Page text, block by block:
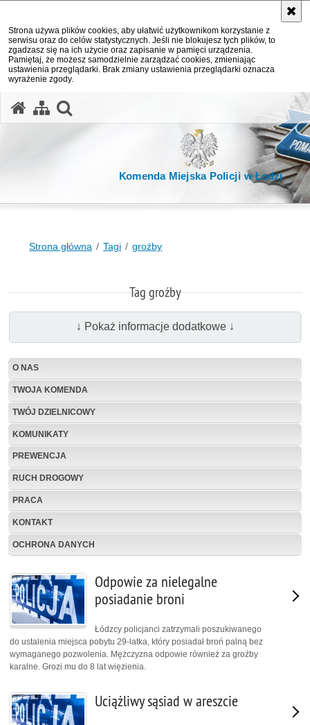
Strona używa plików cookies, aby ułatwić użytkownikom korzystanie z
serwisu oraz do celów statystycznych. Jeśli nie blokujesz tych plików, to
zgadzasz się na ich użycie oraz zapisanie w pamięci urządzenia.
Pamiętaj, że możesz samodzielnie zarządzać cookies, zmieniając
ustawienia przeglądarki. Brak zmiany ustawienia przeglądarki oznacza
wyrażenie zgody.
Komenda Miejska Policji w Łodzi
Strona główna Tagi groźby
Tag groźby
↓ Pokaż informacje dodatkowe ↓
O NAS
TWOJA KOMENDA
TWÓJ DZIELNICOWY
KOMUNIKATY
PREWENCJA
RUCH DROGOWY
PRACA
KONTAKT
OCHRONA DANYCH
Odpowie za nielegalne
posiadanie broni
Łódzcy policjanci zatrzymali poszukiwanego
do ustalenia miejsca pobytu 29-latka, który posiadał broń palną bez
wymaganego pozwolenia. Mężczyzna odpowie również za groźby
karalne. Grozi mu do 8 lat więzienia.
Uciążliwy sąsiad w areszcie